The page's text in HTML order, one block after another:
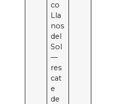
co
Lla
nos
del
Sol
—
res
cat
e
de